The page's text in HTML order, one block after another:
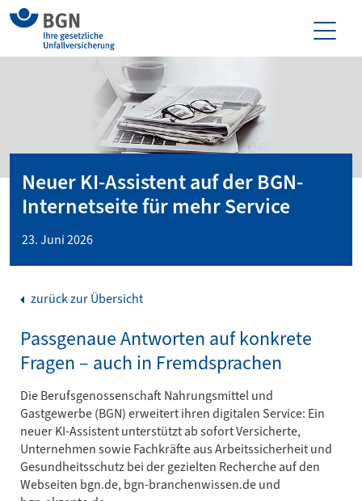
Neuer KI-Assistent auf der BGN-
Internetseite für mehr Service
23. Juni 2026
zurück zur Übersicht
Passgenaue Antworten auf konkrete
Fragen – auch in Fremdsprachen
Die Berufs­genossen­schaft Nahrungsmittel und
Gastgewerbe (BGN) erweitert ihren digitalen Service: Ein
neuer KI‑Assistent unterstützt ab sofort Versicherte,
Unternehmen sowie Fachkräfte aus Arbeits­sicherheit und
Gesund­heits­schutz bei der gezielten Recherche auf den
Webseiten bgn.de, bgn‑branchenwissen.de und